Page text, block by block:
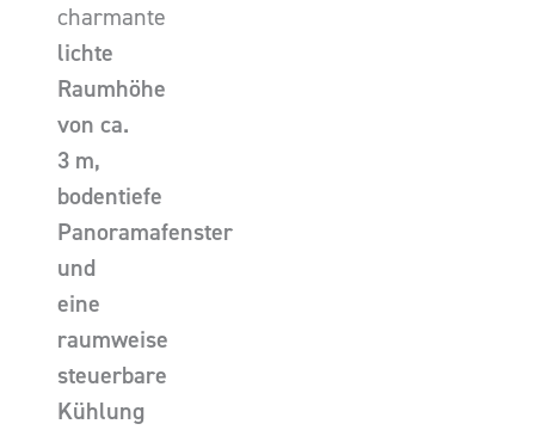
charmante
lichte
Raumhöhe
von ca.
3 m,
bodentiefe
Panoramafenster
und
eine
raumweise
steuerbare
Kühlung